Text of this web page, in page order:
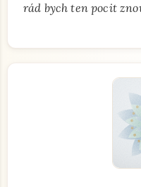
rád bych ten pocit